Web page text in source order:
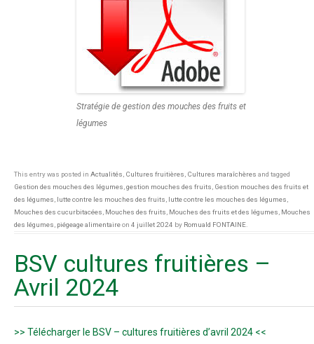
Stratégie de gestion des mouches des fruits et
légumes
This entry was posted in Actualités Cultures fruitières Cultures maraîchères and tagged
Gestion des mouches des légumes gestion mouches des fruits Gestion mouches des fruits et
des légumes lutte contre les mouches des fruits lutte contre les mouches des légumes
Mouches des cucurbitacées Mouches des fruits Mouches des fruits et des légumes Mouches
des légumes piégeage alimentaireon 4 juillet 2024 by Romuald FONTAINE
BSV cultures fruitières –
Avril 2024
>> Télécharger le BSV – cultures fruitières d’avril 2024 <<